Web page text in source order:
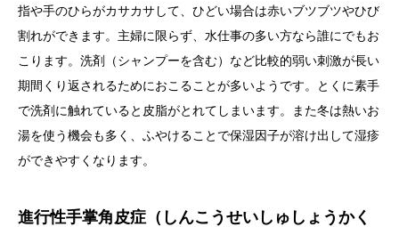
指や手のひらがカサカサして、ひどい場合は赤いブツブツやひび
割れができます。主婦に限らず、水仕事の多い方なら誰にでもお
こります。洗剤（シャンプーを含む）など比較的弱い刺激が長い
期間くり返されるためにおこることが多いようです。とくに素手
で洗剤に触れていると皮脂がとれてしまいます。また冬は熱いお
湯を使う機会も多く、ふやけることで保湿因子が溶け出して湿疹
ができやすくなります。
進行性手掌角皮症（しんこうせいしゅしょうかく